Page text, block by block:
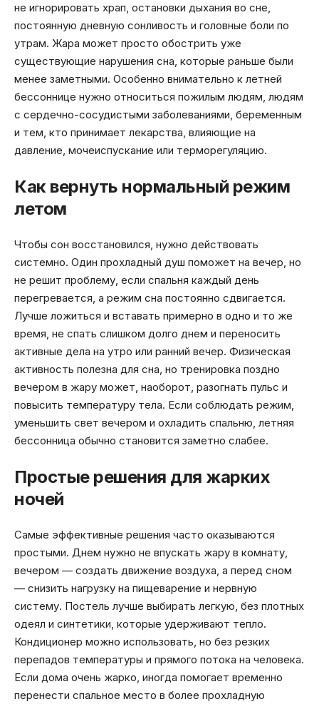
не игнорировать храп, остановки дыхания во сне,
постоянную дневную сонливость и головные боли по
утрам. Жара может просто обострить уже
существующие нарушения сна, которые раньше были
менее заметными. Особенно внимательно к летней
бессоннице нужно относиться пожилым людям, людям
с сердечно-сосудистыми заболеваниями, беременным
и тем, кто принимает лекарства, влияющие на
давление, мочеиспускание или терморегуляцию.
Как вернуть нормальный режим
летом
Чтобы сон восстановился, нужно действовать
системно. Один прохладный душ поможет на вечер, но
не решит проблему, если спальня каждый день
перегревается, а режим сна постоянно сдвигается.
Лучше ложиться и вставать примерно в одно и то же
время, не спать слишком долго днем и переносить
активные дела на утро или ранний вечер. Физическая
активность полезна для сна, но тренировка поздно
вечером в жару может, наоборот, разогнать пульс и
повысить температуру тела. Если соблюдать режим,
уменьшить свет вечером и охладить спальню, летняя
бессонница обычно становится заметно слабее.
Простые решения для жарких
ночей
Самые эффективные решения часто оказываются
простыми. Днем нужно не впускать жару в комнату,
вечером — создать движение воздуха, а перед сном
— снизить нагрузку на пищеварение и нервную
систему. Постель лучше выбирать легкую, без плотных
одеял и синтетики, которые удерживают тепло.
Кондиционер можно использовать, но без резких
перепадов температуры и прямого потока на человека.
Если дома очень жарко, иногда помогает временно
перенести спальное место в более прохладную